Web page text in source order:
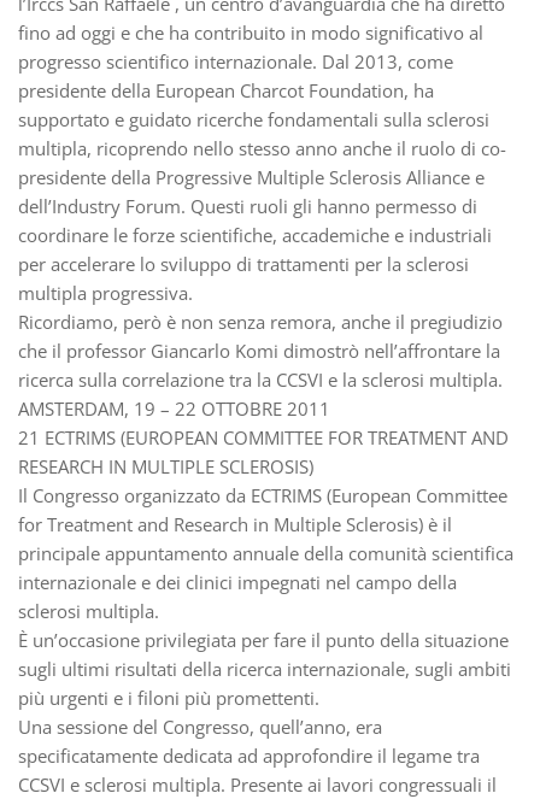
fino ad oggi e che ha contribuito in modo significativo al
progresso scientifico internazionale. Dal 2013, come
presidente della European Charcot Foundation, ha
supportato e guidato ricerche fondamentali sulla sclerosi
multipla, ricoprendo nello stesso anno anche il ruolo di co-
presidente della Progressive Multiple Sclerosis Alliance e
dell’Industry Forum. Questi ruoli gli hanno permesso di
coordinare le forze scientifiche, accademiche e industriali
per accelerare lo sviluppo di trattamenti per la sclerosi
multipla progressiva.
Ricordiamo, però è non senza remora, anche il pregiudizio
che il professor Giancarlo Komi dimostrò nell’affrontare la
ricerca sulla correlazione tra la CCSVI e la sclerosi multipla.
AMSTERDAM, 19 – 22 OTTOBRE 2011
21 ECTRIMS (EUROPEAN COMMITTEE FOR TREATMENT AND
RESEARCH IN MULTIPLE SCLEROSIS)
Il Congresso organizzato da ECTRIMS (European Committee
for Treatment and Research in Multiple Sclerosis) è il
principale appuntamento annuale della comunità scientifica
internazionale e dei clinici impegnati nel campo della
sclerosi multipla.
È un’occasione privilegiata per fare il punto della situazione
sugli ultimi risultati della ricerca internazionale, sugli ambiti
più urgenti e i filoni più promettenti.
Una sessione del Congresso, quell’anno, era
specificatamente dedicata ad approfondire il legame tra
CCSVI e sclerosi multipla. Presente ai lavori congressuali il